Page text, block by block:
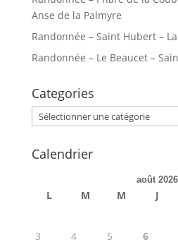
Anse de la Palmyre
Randonnée – Saint Hubert –
Randonnée – Le Beaucet –
Categories
Categories
Calendrier
août 2026
L M M J
3
4 5 6